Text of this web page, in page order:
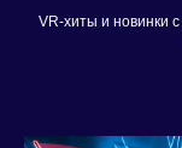
VR-хиты и новинки